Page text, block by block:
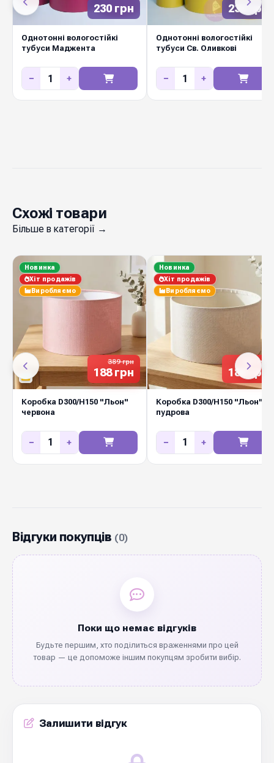
оптом у Diamond Pack: стабільна наявність на
складі в Києві, щотижневі нові колекції, вигідні
ціни для флористів і декораторів.
230 грн
Однотонні вологостійкі
тубуси Маджента
− +
230 грн
Однотонні вологостійкі
тубуси Св. Оливкові
− +
Схожі товари
Більше в категорії →
389 грн
188 грн
Новинка
Хіт продажів
Виробляємо
Коробка D300/H150 "Льон"
червона
− +
389 грн
188 грн
Новинка
Хіт продажів
Виробляємо
Коробка D300/H150 "Льон"
пудрова
− +
Відгуки покупців (0)
Поки що немає відгуків
Будьте першим, хто поділиться враженнями про цей
товар — це допоможе іншим покупцям зробити вибір.
Залишити відгук